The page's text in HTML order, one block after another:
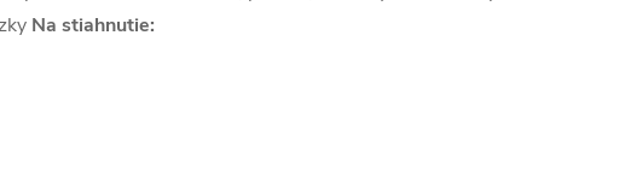
Na stiahnutie: